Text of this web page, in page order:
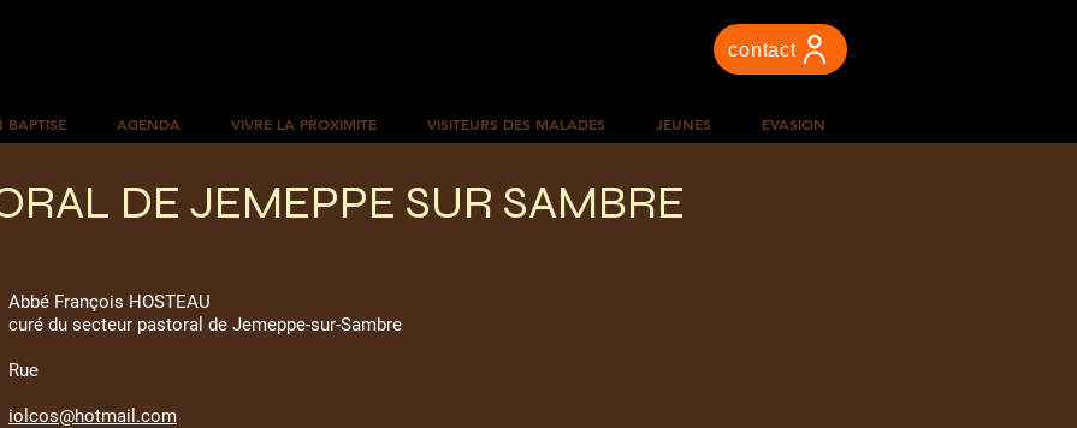
contact
BAPTISE AGENDA VIVRE LA PROXIMITE VISITEURS DES MALADES JEUNES EVASION
DE JEMEPPE SUR SAMBRE
Abbé François HOSTEAU
curé du secteur pastoral de Jemeppe-sur-Sambre
Rue
iolcos@hotmail.com